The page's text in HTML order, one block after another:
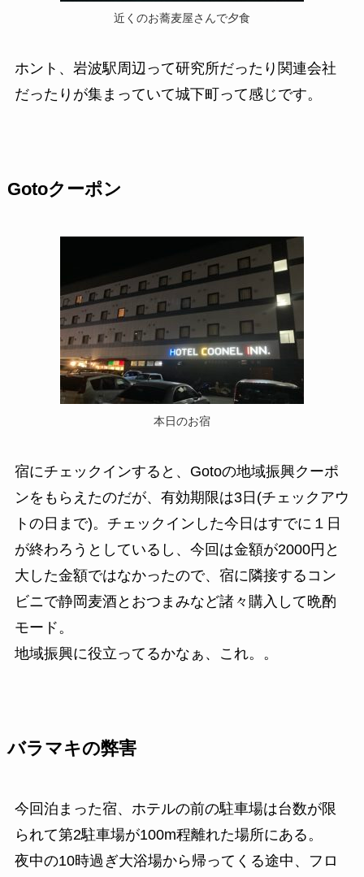
近くのお蕎麦屋さんで夕食
ホント、岩波駅周辺って研究所だったり関連会社
だったりが集まっていて城下町って感じです。
Gotoクーポン
本日のお宿
宿にチェックインすると、Gotoの地域振興クーポ
ンをもらえたのだが、有効期限は3日(チェックアウ
トの日まで)。チェックインした今日はすでに１日
が終わろうとしているし、今回は金額が2000円と
大した金額ではなかったので、宿に隣接するコン
ビニで静岡麦酒とおつまみなど諸々購入して晩酌
モード。
地域振興に役立ってるかなぁ、これ。。
バラマキの弊害
今回泊まった宿、ホテルの前の駐車場は台数が限
られて第2駐車場が100m程離れた場所にある。
夜中の10時過ぎ大浴場から帰ってくる途中、
フロ